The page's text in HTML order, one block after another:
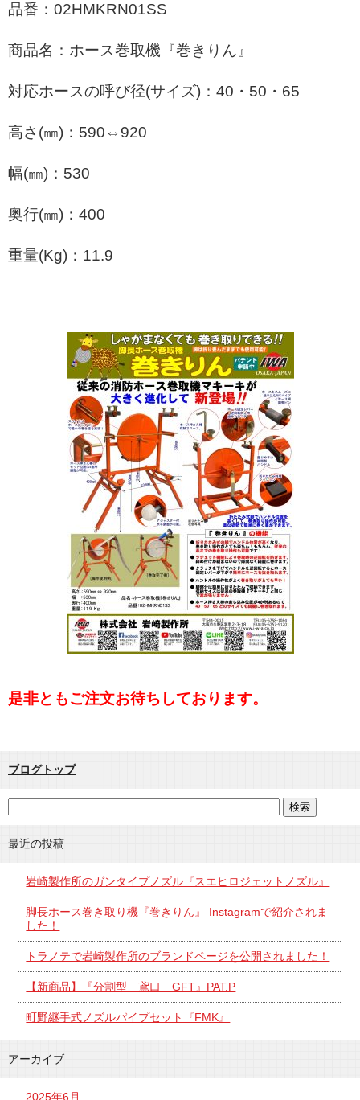
品番：02HMKRN01SS
商品名：ホース巻取機『巻きりん』
対応ホースの呼び径(サイズ)：40・50・65
高さ(㎜)：590⇔920
幅(㎜)：530
奥行(㎜)：400
重量(Kg)：11.9
是非ともご注文お待ちしております。
ブログトップ
最近の投稿
岩崎製作所のガンタイプノズル『スエヒロジェットノズル』
脚長ホース巻き取り機『巻きりん』 Instagramで紹介されま
した！
トラノテで岩崎製作所のブランドページを公開されました！
【新商品】『分割型 鳶口 GFT』PAT.P
町野継手式ノズルパイプセット『FMK』
アーカイブ
2025年6月